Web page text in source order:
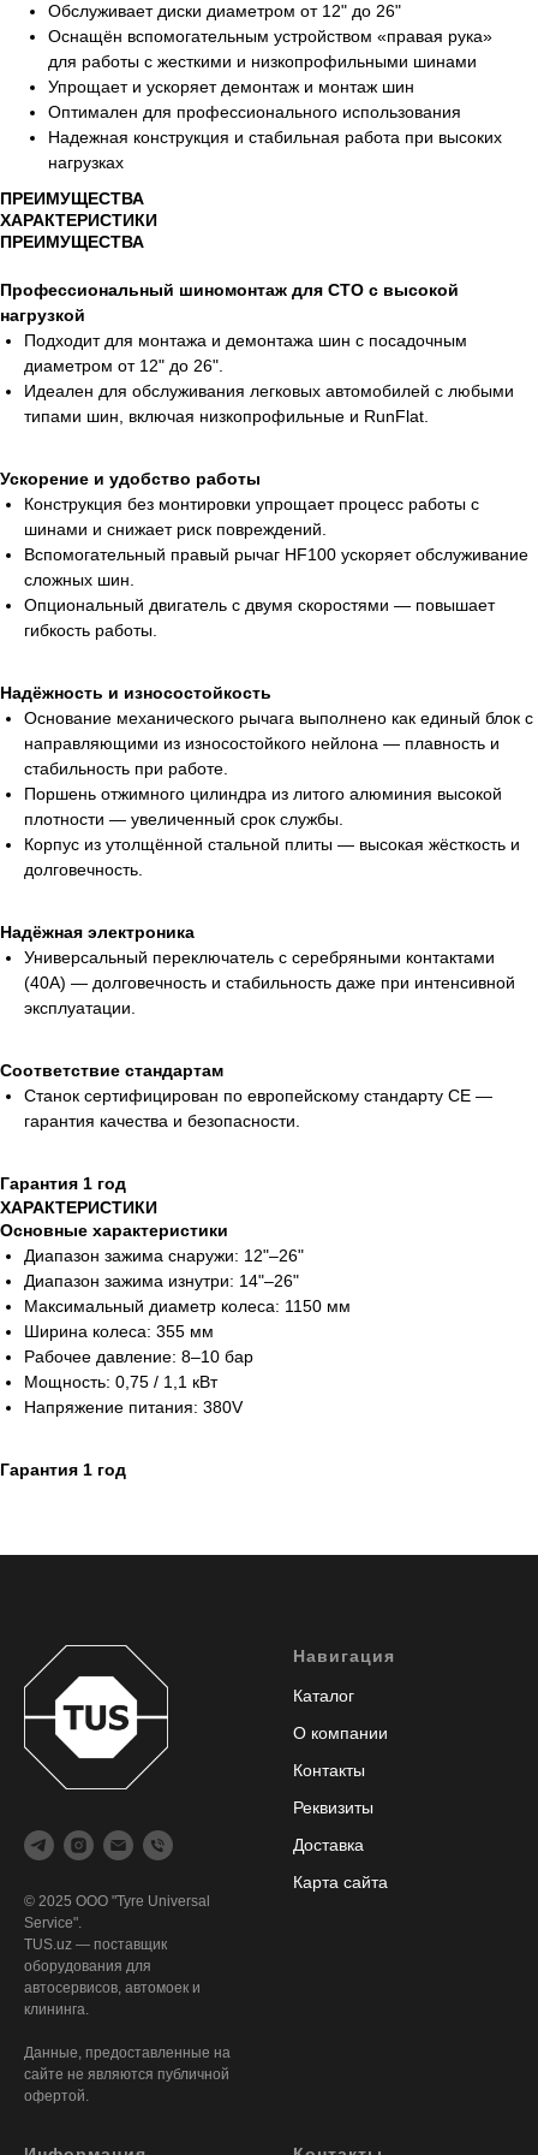
Обслуживает диски диаметром от 12" до 26"
Оснащён вспомогательным устройством «правая рука»
для работы с жесткими и низкопрофильными шинами
Упрощает и ускоряет демонтаж и монтаж шин
Оптимален для профессионального использования
Надежная конструкция и стабильная работа при высоких
нагрузках
ПРЕИМУЩЕСТВА
ХАРАКТЕРИСТИКИ
ПРЕИМУЩЕСТВА
Профессиональный шиномонтаж для СТО с высокой
нагрузкой
Подходит для монтажа и демонтажа шин с посадочным
диаметром от 12" до 26".
Идеален для обслуживания легковых автомобилей с любыми
типами шин, включая низкопрофильные и RunFlat.
Ускорение и удобство работы
Конструкция без монтировки упрощает процесс работы с
шинами и снижает риск повреждений.
Вспомогательный правый рычаг HF100 ускоряет обслуживание
сложных шин.
Опциональный двигатель с двумя скоростями — повышает
гибкость работы.
Надёжность и износостойкость
Основание механического рычага выполнено как единый блок с
направляющими из износостойкого нейлона — плавность и
стабильность при работе.
Поршень отжимного цилиндра из литого алюминия высокой
плотности — увеличенный срок службы.
Корпус из утолщённой стальной плиты — высокая жёсткость и
долговечность.
Надёжная электроника
Универсальный переключатель с серебряными контактами
(40А) — долговечность и стабильность даже при интенсивной
эксплуатации.
Соответствие стандартам
Станок сертифицирован по европейскому стандарту CE —
гарантия качества и безопасности.
Гарантия 1 год
ХАРАКТЕРИСТИКИ
Основные характеристики
Диапазон зажима снаружи: 12"–26"
Диапазон зажима изнутри: 14"–26"
Максимальный диаметр колеса: 1150 мм
Ширина колеса: 355 мм
Рабочее давление: 8–10 бар
Мощность: 0,75 / 1,1 кВт
Напряжение питания: 380V
Гарантия 1 год
© 2025 ООО "Tyre Universal
Service".
TUS.uz — поставщик
оборудования для
автосервисов, автомоек и
клининга.
Данные, предоставленные на
сайте не являются публичной
офертой.
Навигация
Каталог
О компании
Контакты
Реквизиты
Доставка
Карта сайта